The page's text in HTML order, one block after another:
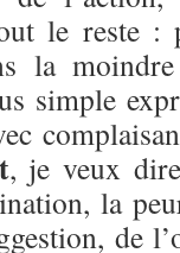
le reste :
la
simple
, je veux
la
de